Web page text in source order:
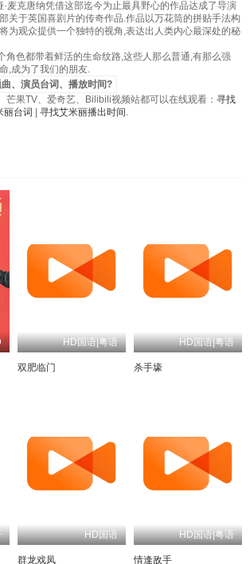
·麦克唐纳凭借这部迄今为止最具野心的作品达成了导演
关于英国喜剧片的传奇作品.作品以万花筒的拼贴手法构
为观众提供一个独特的视角,表达出人类内心最深处的秘
角色都带着鲜活的生命纹路,这些人那么普通,有那么强
,成为了我们的朋友.
、演员台词、播放时间?
芒果TV、爱奇艺、Bilibili视频站都可以在线观看： 寻找
丽台词 寻找艾米丽播出时间 .
HD国语|粤语
双肥临门
HD国语|粤语
杀手壕
HD国语
群龙戏凤
HD国语|粤语
情逢敌手